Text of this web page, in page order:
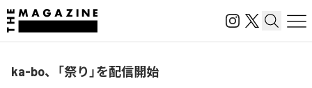
ka-bo、「祭り」を配信開始